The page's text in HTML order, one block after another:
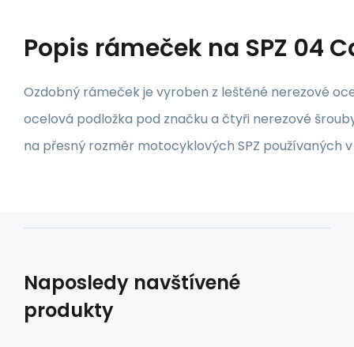
Popis rámeček na SPZ 04
Ozdobný rámeček je vyroben z leštěné nerezové
ocelová podložka pod značku a čtyři nerezové
na přesný rozměr motocyklových SPZ používaných
Naposledy navštívené
produkty